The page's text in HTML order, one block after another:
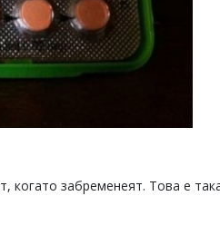
когато забременеят. Това е